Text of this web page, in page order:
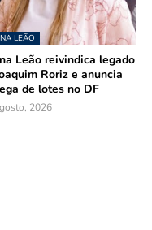
LEÃO
Leão reivindica legado
Roriz e anuncia
de lotes no DF
2026